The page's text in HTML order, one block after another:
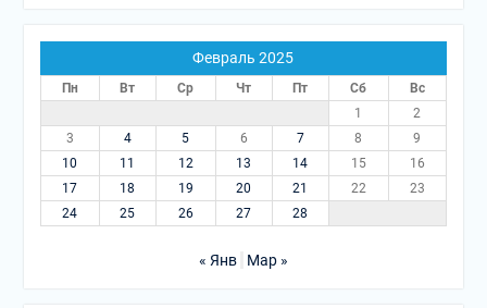
Февраль 2025
Пн Вт Ср Чт Пт Сб
Вс
1
2
3
4 5 6 7 8
9
10
11 12 13 14 15
16
17
18 19 20 21 22
23
24
25 26 27 28
« Янв Мар »